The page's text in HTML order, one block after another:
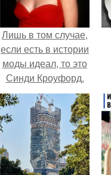
Лишь в том случае,
если есть в истории
моды идеал, то это
Синди Кроуфорд.